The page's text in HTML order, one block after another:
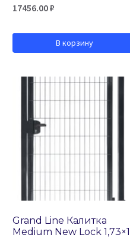
17456.00₽
В корзину
Grand Line Калитка
Medium New Lock 1,73×1